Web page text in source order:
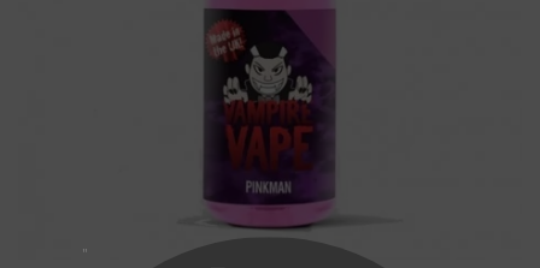
Arômes : agrumes. Vampire Vape. E-liquide
disponible en 10ml et 50ml sans nicotine.
"